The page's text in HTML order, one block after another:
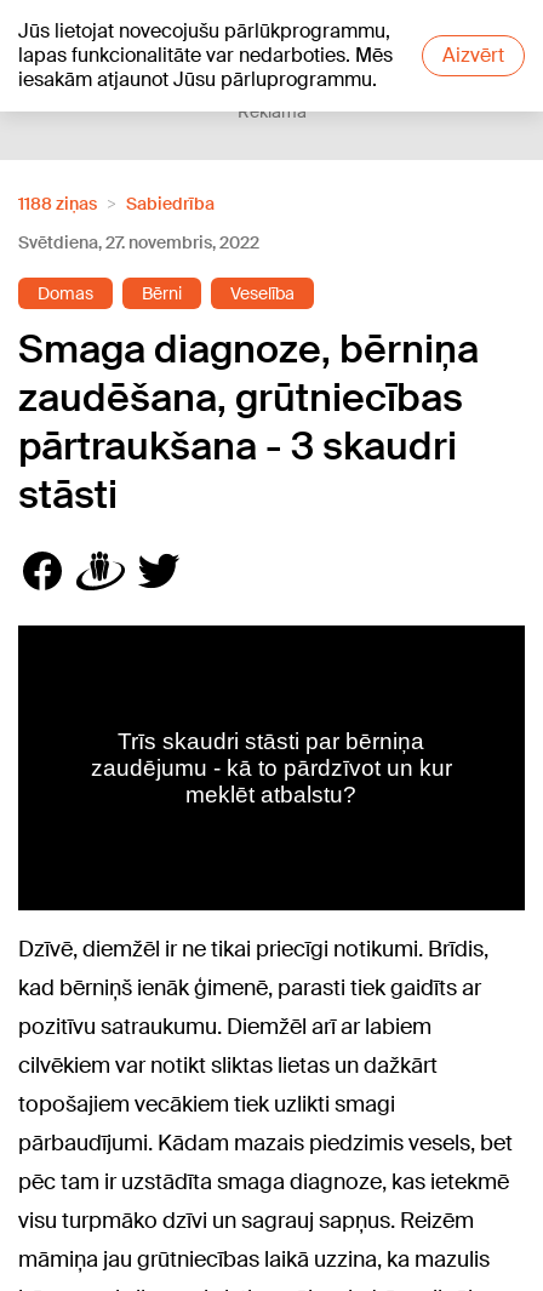
Jūs lietojat novecojušu pārlūkprogrammu,
lapas funkcionalitāte var nedarboties. Mēs
iesakām atjaunot Jūsu pārluprogrammu.
Aizvērt
+13°C
Reklāma
1188 ziņas
Sabiedrība
Svētdiena, 27. novembris, 2022
Domas Bērni Veselība
Smaga diagnoze, bērniņa
zaudēšana, grūtniecības
pārtraukšana - 3 skaudri
stāsti
Dzīvē, diemžēl ir ne tikai priecīgi notikumi. Brīdis,
kad bērniņš ienāk ģimenē, parasti tiek gaidīts ar
pozitīvu satraukumu. Diemžēl arī ar labiem
cilvēkiem var notikt sliktas lietas un dažkārt
topošajiem vecākiem tiek uzlikti smagi
pārbaudījumi. Kādam mazais piedzimis vesels, bet
pēc tam ir uzstādīta smaga diagnoze, kas ietekmē
visu turpmāko dzīvi un sagrauj sapņus. Reizēm
māmiņa jau grūtniecības laikā uzzina, ka mazulis